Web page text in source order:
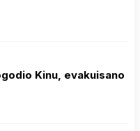
Kinu, evakuisano